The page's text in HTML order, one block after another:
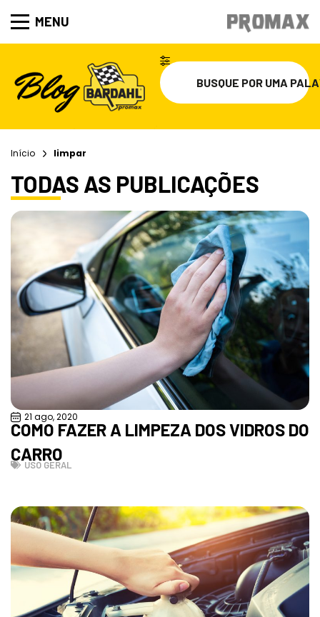
MENU
Início limpar
TODAS AS PUBLICAÇÕES
21 ago, 2020
COMO FAZER A LIMPEZA DOS VIDROS DO
CARRO
USO GERAL